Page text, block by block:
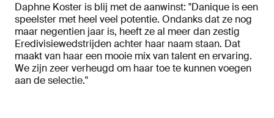
Daphne Koster is blij met de aanwinst: "Danique is een
speelster met heel veel potentie. Ondanks dat ze nog
maar negentien jaar is, heeft ze al meer dan zestig
Eredivisiewedstrijden achter haar naam staan. Dat
maakt van haar een mooie mix van talent en ervaring.
We zijn zeer verheugd om haar toe te kunnen voegen
aan de selectie."